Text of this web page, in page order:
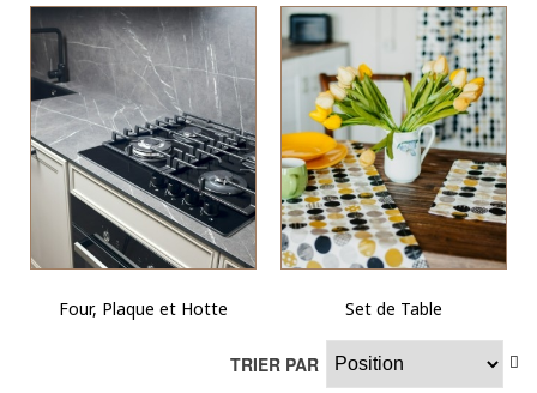
Four, Plaque et Hotte Set de Table
TRIER PAR